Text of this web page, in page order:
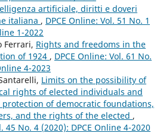
artificiale, diritti e doveri
italiana , DPCE Online: Vol. 51 No. 1
1-2022
Ferrari, Rights and freedoms in the
of 1924 , DPCE Online: Vol. 61 No.
4-2023
Limits on the possibility of
rights of elected individuals and
of democratic foundations,
and the rights of the elected ,
45 No. 4 (2020): DPCE Online 4-2020